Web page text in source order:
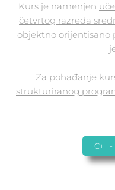
Kurs je namenjen
četvrtog razreda
objektno orijentisano
Za pohađanje
strukturiranog
C++